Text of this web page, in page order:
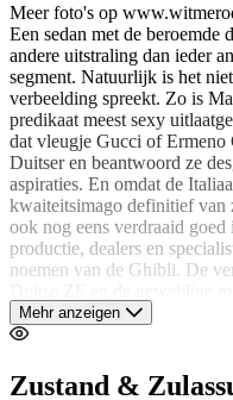
Meer foto's op
Een sedan met de beroemde
andere uitstraling dan ieder
segment. Natuurlijk is het
verbeelding spreekt. Zo is
predikaat meest sexy
dat vleugje Gucci of Ermeno
Duitser en beantwoord ze
aspiraties. En omdat de
kwaiteitsimago definitief van
ook nog eens verdraaid
productie, dealers en
noemen van de Ghibli. De
daar weten ze ook al enige
sportiviteit optimaal
te vertegenwoordigen. In de
Mehr anzeigen
Zustand &